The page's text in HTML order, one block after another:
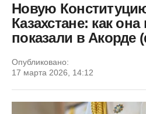
Новую
Казахстане: как
показали в Акорде
Опубликовано:
17 марта 2026, 14:12